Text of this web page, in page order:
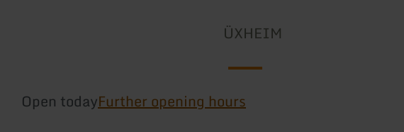
ÜXHEIM
Open todayFurther opening hours